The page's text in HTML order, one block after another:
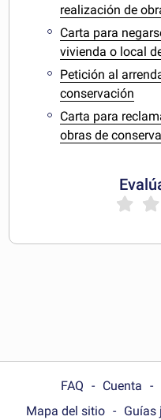
realización de
Carta para
vivienda o local
Petición al
conservación
Carta para
obras de
FAQ Cuenta
Mapa del sitio
Guías